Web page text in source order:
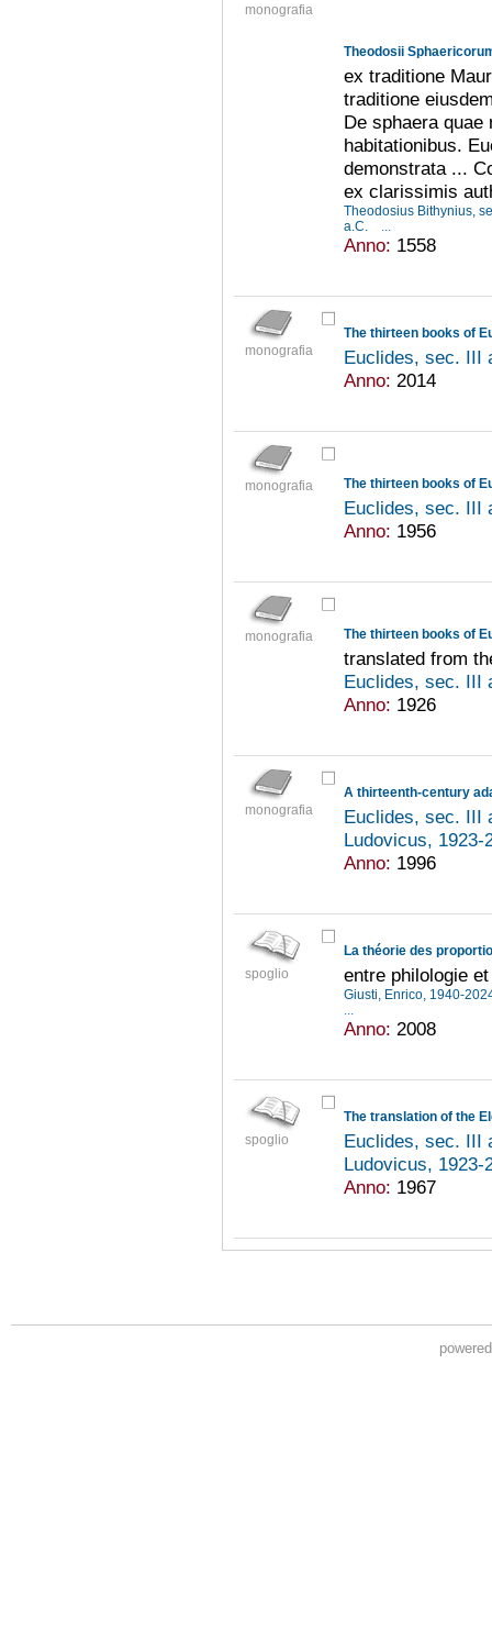
monografia
Theodosii
ex traditione
traditione
De sphaera quae
habitationibus.
demonstrata ...
ex clarissimis
Theodosius Bithynius,
a.C.
...
Anno: 1558
monografia
The thirteen books of
Euclides, sec. III
Anno: 2014
monografia The thirteen books of
Euclides, sec. III
Anno: 1956
monografia The thirteen books of
translated from
Euclides, sec. III
Anno: 1926
monografia
Euclides, sec. III
Ludovicus, 1923-
Anno: 1996
spoglio
La théorie des
entre philologie
Giusti, Enrico, 1940-
...
Anno: 2008
spoglio
Euclides, sec. III
Ludovicus, 1923-
Anno: 1967